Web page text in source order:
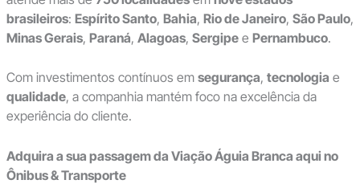
brasileiros: Espírito Santo, Bahia, Rio de Janeiro, São Paulo,
Minas Gerais, Paraná, Alagoas, Sergipee Pernambuco.
Com investimentos contínuos em segurança, tecnologia e
qualidade, a companhia mantém foco na excelência da
experiência do cliente.
Adquira a sua passagem da Viação Águia Branca aqui no
Ônibus & Transporte